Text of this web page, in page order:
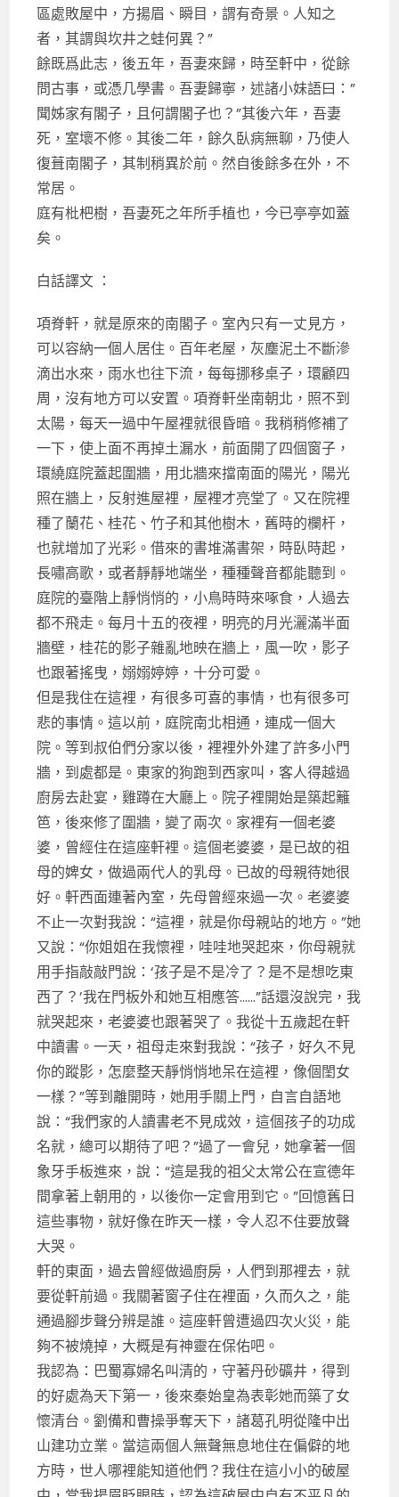
區處敗屋中，方揚眉、瞬目，謂有奇景。人知之
者，其謂與坎井之蛙何異？”
餘既爲此志，後五年，吾妻來歸，時至軒中，從餘
問古事，或憑几學書。吾妻歸寧，述諸小妹語曰：”
聞姊家有閣子，且何謂閣子也？”其後六年，吾妻
死，室壞不修。其後二年，餘久臥病無聊，乃使人
復葺南閣子，其制稍異於前。然自後餘多在外，不
常居。
庭有枇杷樹，吾妻死之年所手植也，今已亭亭如蓋
矣。
白話譯文 ：
項脊軒，就是原來的南閣子。室內只有一丈見方，
可以容納一個人居住。百年老屋，灰塵泥土不斷滲
滴出水來，雨水也往下流，每每挪移桌子，環顧四
周，沒有地方可以安置。項脊軒坐南朝北，照不到
太陽，每天一過中午屋裡就很昏暗。我稍稍修補了
一下，使上面不再掉土漏水，前面開了四個窗子，
環繞庭院蓋起圍牆，用北牆來擋南面的陽光，陽光
照在牆上，反射進屋裡，屋裡才亮堂了。又在院裡
種了蘭花、桂花、竹子和其他樹木，舊時的欄杆，
也就增加了光彩。借來的書堆滿書架，時臥時起，
長嘯高歌，或者靜靜地端坐，種種聲音都能聽到。
庭院的臺階上靜悄悄的，小鳥時時來啄食，人過去
都不飛走。每月十五的夜裡，明亮的月光灑滿半面
牆壁，桂花的影子雜亂地映在牆上，風一吹，影子
也跟著搖曳，嫋嫋婷婷，十分可愛。
但是我住在這裡，有很多可喜的事情，也有很多可
悲的事情。這以前，庭院南北相通，連成一個大
院。等到叔伯們分家以後，裡裡外外建了許多小門
牆，到處都是。東家的狗跑到西家叫，客人得越過
廚房去赴宴，雞蹲在大廳上。院子裡開始是築起籬
笆，後來修了圍牆，變了兩次。家裡有一個老婆
婆，曾經住在這座軒裡。這個老婆婆，是已故的祖
母的婢女，做過兩代人的乳母。已故的母親待她很
好。軒西面連著內室，先母曾經來過一次。老婆婆
不止一次對我說：“這裡，就是你母親站的地方。”她
又說：“你姐姐在我懷裡，哇哇地哭起來，你母親就
用手指敲敲門說：‘孩子是不是冷了？是不是想吃東
西了？’我在門板外和她互相應答……”話還沒說完，我
就哭起來，老婆婆也跟著哭了。我從十五歲起在軒
中讀書。一天，祖母走來對我說：“孩子，好久不見
你的蹤影，怎麼整天靜悄悄地呆在這裡，像個閨女
一樣？”等到離開時，她用手關上門，自言自語地
說：“我們家的人讀書老不見成效，這個孩子的功成
名就，總可以期待了吧？”過了一會兒，她拿著一個
象牙手板進來，說：“這是我的祖父太常公在宣德年
間拿著上朝用的，以後你一定會用到它。”回憶舊日
這些事物，就好像在昨天一樣，令人忍不住要放聲
大哭。
軒的東面，過去曾經做過廚房，人們到那裡去，就
要從軒前過。我關著窗子住在裡面，久而久之，能
通過腳步聲分辨是誰。這座軒曾遭過四次火災，能
夠不被燒掉，大概是有神靈在保佑吧。
我認為：巴蜀寡婦名叫清的，守著丹砂礦井，得到
的好處為天下第一，後來秦始皇為表彰她而築了女
懷清台。劉備和曹操爭奪天下，諸葛孔明從隆中出
山建功立業。當這兩個人無聲無息地住在偏僻的地
方時，世人哪裡能知道他們？我住在這小小的破屋